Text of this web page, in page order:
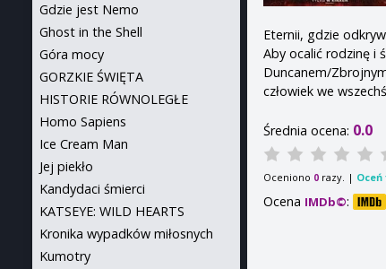
Eternii, gdzie
Aby ocalić rodzinę i
Duncanem/
człowiek we
Średnia ocena: 0.0
Oceniono 0 razy. |
Ocena IMDb©:
Gdzie jest Nemo
Ghost in the Shell
Góra mocy
GORZKIE ŚWIĘTA
HISTORIE RÓWNOLEGŁE
Homo Sapiens
Ice Cream Man
Jej piekło
Kandydaci śmierci
KATSEYE: WILD HEARTS
Kronika wypadków miłosnych
Kumotry